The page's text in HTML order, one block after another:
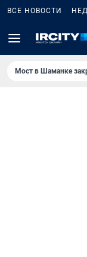
ВСЕ НОВОСТИ
Мост в Шаманке